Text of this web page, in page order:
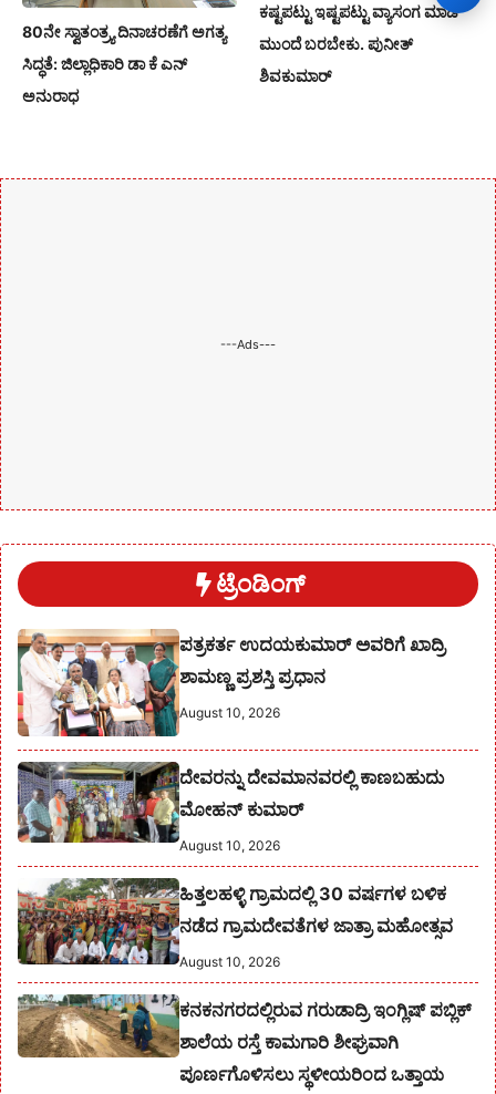
80ನೇ ಸ್ವಾತಂತ್ರ್ಯ ದಿನಾಚರಣೆಗೆ ಅಗತ್ಯ
ಸಿದ್ಧತೆ: ಜಿಲ್ಲಾಧಿಕಾರಿ ಡಾ ಕೆ ಎನ್
ಅನುರಾಧ
ಕಷ್ಟಪಟ್ಟು ಇಷ್ಟಪಟ್ಟು ವ್ಯಾಸಂಗ ಮಾಡಿ
ಮುಂದೆ ಬರಬೇಕು. ಪುನೀತ್
ಶಿವಕುಮಾರ್
---Ads---
ಟ್ರೆಂಡಿಂಗ್
ಪತ್ರಕರ್ತ ಉದಯಕುಮಾರ್ ಅವರಿಗೆ ಖಾದ್ರಿ
ಶಾಮಣ್ಣ ಪ್ರಶಸ್ತಿ ಪ್ರಧಾನ
August 10, 2026
ದೇವರನ್ನು ದೇವಮಾನವರಲ್ಲಿ ಕಾಣಬಹುದು
ಮೋಹನ್ ಕುಮಾರ್
August 10, 2026
ಹಿತ್ತಲಹಳ್ಳಿ ಗ್ರಾಮದಲ್ಲಿ 30 ವರ್ಷಗಳ ಬಳಿಕ
ನಡೆದ ಗ್ರಾಮದೇವತೆಗಳ ಜಾತ್ರಾ ಮಹೋತ್ಸವ
August 10, 2026
ಕನಕನಗರದಲ್ಲಿರುವ ಗರುಡಾದ್ರಿ ಇಂಗ್ಲಿಷ್ ಪಬ್ಲಿಕ್
ಶಾಲೆಯ ರಸ್ತೆ ಕಾಮಗಾರಿ ಶೀಘ್ರವಾಗಿ
ಪೂರ್ಣಗೊಳಿಸಲು ಸ್ಥಳೀಯರಿಂದ ಒತ್ತಾಯ